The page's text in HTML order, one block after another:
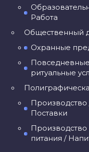
Работа
Общественный
Охранные
ритуальные
Поставки
питания /